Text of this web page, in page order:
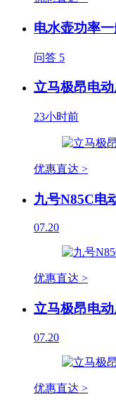
电水壶功率
问答 5
立马极昂电
23小时前
优惠直达 >
九号N85C电
07.20
优惠直达 >
立马极昂电
07.20
优惠直达 >